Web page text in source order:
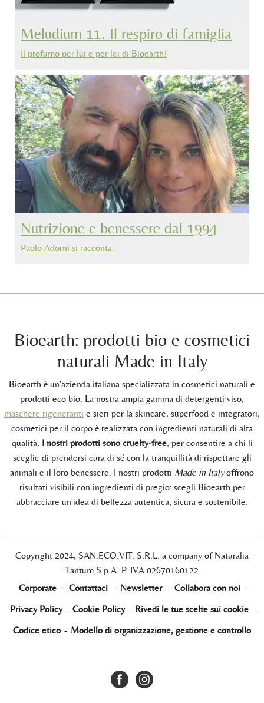
Meludium 11. Il respiro di famiglia
Il profumo per lui e per lei di Bioearth!
Nutrizione e benessere dal 1994
Paolo Adorni si racconta.
Bioearth: prodotti bio e cosmetici
naturali Made in Italy
Bioearth è un'azienda italiana specializzata in cosmetici naturali e
prodotti eco bio. La nostra ampia gamma di detergenti viso,
maschere rigeneranti e sieri per la skincare, superfood e integratori,
cosmetici per il corpo è realizzata con ingredienti naturali di alta
qualità. I nostri prodotti sono cruelty-free, per consentire a chi li
sceglie di prendersi cura di sé con la tranquillità di rispettare gli
animali e il loro benessere. I nostri prodotti Made in Italyoffrono
risultati visibili con ingredienti di pregio: scegli Bioearth per
abbracciare un'idea di bellezza autentica, sicura e sostenibile.
Copyright 2024, SAN.ECO.VIT. S.R.L. a company of Naturalia
Tantum S.p.A. P. IVA 02670160122
Corporate - Contattaci - Newsletter - Collabora con noi -
Privacy Policy - Cookie Policy - Rivedi le tue scelte sui cookie -
Codice etico - Modello di organizzazione, gestione e controllo